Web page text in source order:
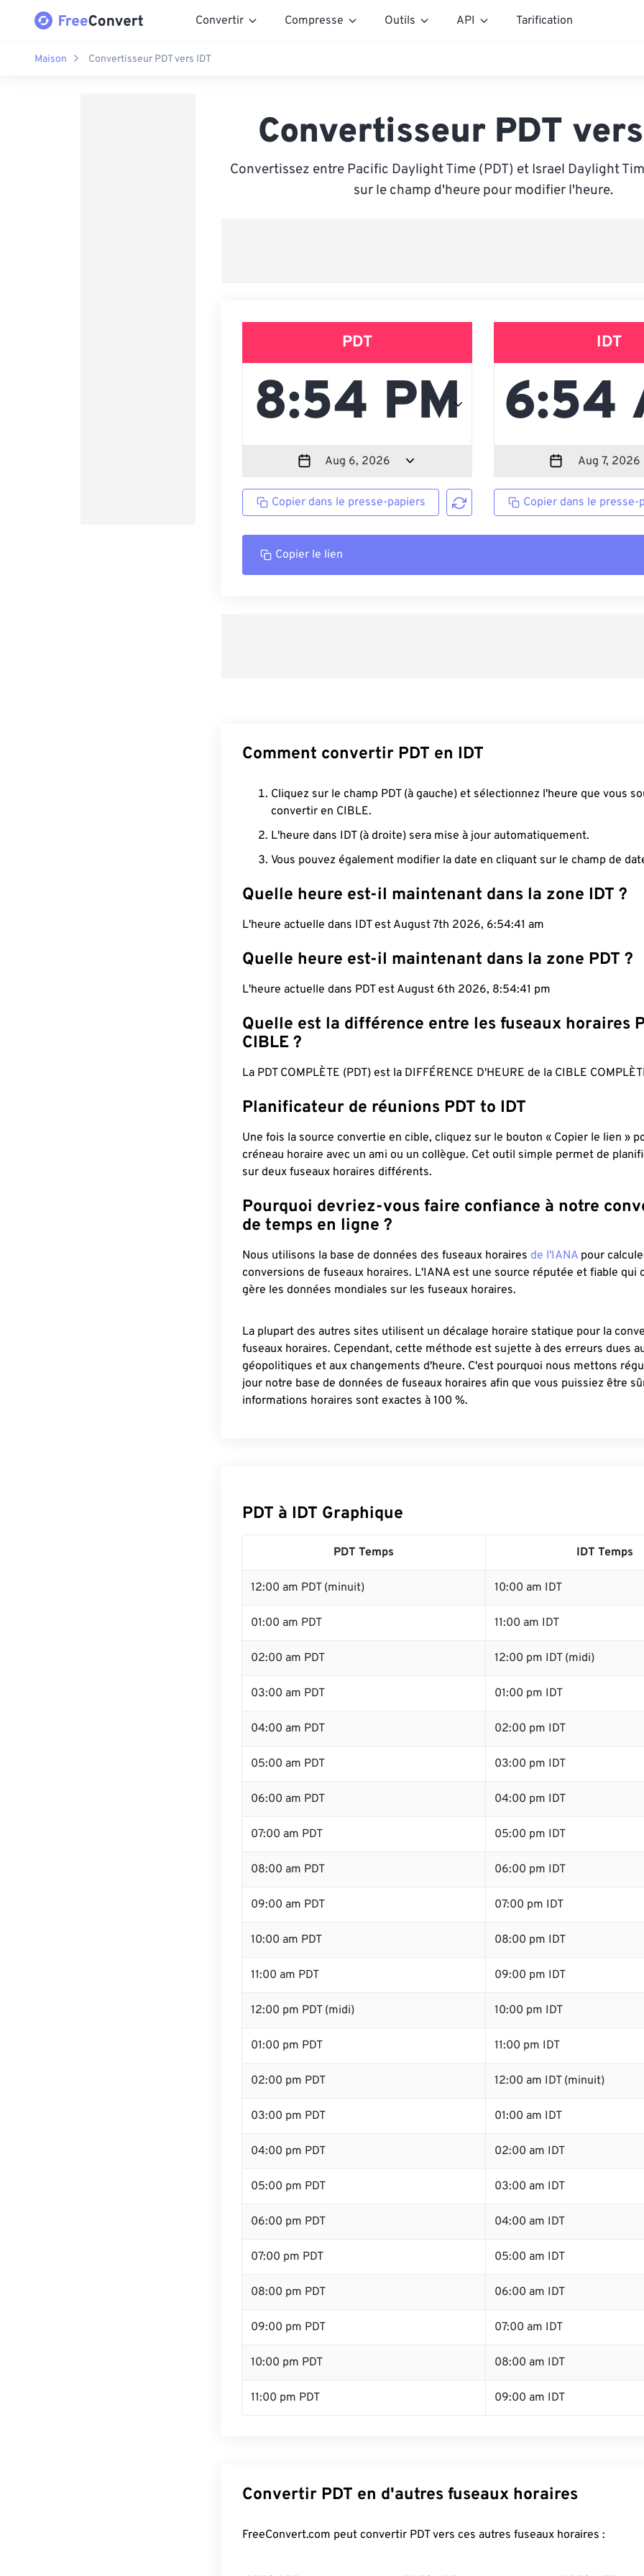
Convertir Compresse Outils API Tarification
Maison Convertisseur PDT vers IDT
Convertisseur PDT
Convertissez entre Pacific Daylight Time (PDT) et Israel Daylight
sur le champ d'heure pour modifier l'heure.
PDT
Copier dans le presse-papiers
IDT
Copier dans le presse-
Copier le lien
Comment convertir PDT en IDT
Cliquez sur le champ PDT (à gauche) et sélectionnez l'heure que vous
convertir en CIBLE.
L'heure dans IDT (à droite) sera mise à jour automatiquement.
Vous pouvez également modifier la date en cliquant sur le champ de
Quelle heure est-il maintenant dans la zone IDT ?
L'heure actuelle dans IDT est August 7th 2026, 6:54:41 am
Quelle heure est-il maintenant dans la zone PDT ?
L'heure actuelle dans PDT est August 6th 2026, 8:54:41 pm
Quelle est la différence entre les fuseaux horaires
CIBLE ?
La PDT COMPLÈTE (PDT) est la DIFFÉRENCE D'HEURE de la CIBLE
Planificateur de réunions PDT to IDT
Une fois la source convertie en cible, cliquez sur le bouton « Copier le lien »
créneau horaire avec un ami ou un collègue. Cet outil simple permet de
sur deux fuseaux horaires différents.
Pourquoi devriez-vous faire confiance à notre
de temps en ligne ?
Nous utilisons la base de données des fuseaux horaires de l'IANA pour
conversions de fuseaux horaires. L'IANA est une source réputée et fiable qui
gère les données mondiales sur les fuseaux horaires.
La plupart des autres sites utilisent un décalage horaire statique pour la
fuseaux horaires. Cependant, cette méthode est sujette à des erreurs dues
géopolitiques et aux changements d'heure. C'est pourquoi nous mettons
jour notre base de données de fuseaux horaires afin que vous puissiez être
informations horaires sont exactes à 100 %.
PDT à IDT Graphique
PDT Temps IDT Temps
12:00 am PDT (minuit) 10:00 am IDT
01:00 am PDT 11:00 am IDT
02:00 am PDT 12:00 pm IDT (midi)
03:00 am PDT 01:00 pm IDT
04:00 am PDT 02:00 pm IDT
05:00 am PDT 03:00 pm IDT
06:00 am PDT 04:00 pm IDT
07:00 am PDT 05:00 pm IDT
08:00 am PDT 06:00 pm IDT
09:00 am PDT 07:00 pm IDT
10:00 am PDT 08:00 pm IDT
11:00 am PDT 09:00 pm IDT
12:00 pm PDT (midi) 10:00 pm IDT
01:00 pm PDT 11:00 pm IDT
02:00 pm PDT 12:00 am IDT (minuit)
03:00 pm PDT 01:00 am IDT
04:00 pm PDT 02:00 am IDT
05:00 pm PDT 03:00 am IDT
06:00 pm PDT 04:00 am IDT
07:00 pm PDT 05:00 am IDT
08:00 pm PDT 06:00 am IDT
09:00 pm PDT 07:00 am IDT
10:00 pm PDT 08:00 am IDT
11:00 pm PDT 09:00 am IDT
Convertir PDT en d'autres fuseaux horaires
FreeConvert.com peut convertir PDT vers ces autres fuseaux horaires :